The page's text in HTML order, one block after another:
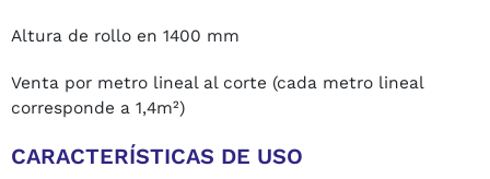
Altura de rollo en 1400 mm
Venta por metro lineal al corte (cada metro lineal
corresponde a 1,4m²)
CARACTERÍSTICAS DE USO